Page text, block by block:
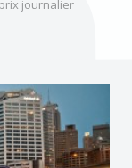
journalier